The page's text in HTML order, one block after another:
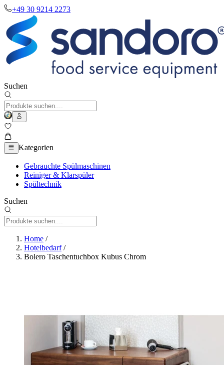
+49 30 9214 2273
Suchen
Kategorien
Gebrauchte Spülmaschinen
Reiniger & Klarspüler
Spültechnik
Suchen
Home /
Hotelbedarf/
Bolero Taschentuchbox Kubus Chrom